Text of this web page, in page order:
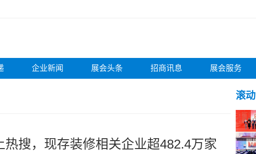
企业新闻 展会头条 招商讯息 展会服务
热搜，现存装修相关企业超482.4万家
滚动